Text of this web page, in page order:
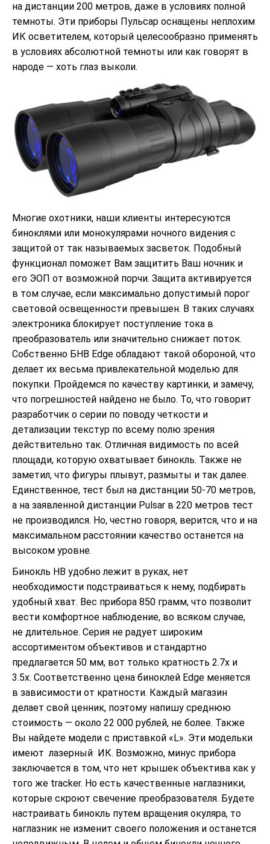
на дистанции 200 метров, даже в условиях полной
темноты. Эти приборы Пульсар оснащены неплохим
ИК осветителем, который целесообразно применять
в условиях абсолютной темноты или как говорят в
народе — хоть глаз выколи.
Многие охотники, наши клиенты интересуются
биноклями или монокулярами ночного видения с
защитой от так называемых засветок. Подобный
функционал поможет Вам защитить Ваш ночник и
его ЭОП от возможной порчи. Защита активируется
в том случае, если максимально допустимый порог
световой освещенности превышен. В таких случаях
электроника блокирует поступление тока в
преобразователь или значительно снижает поток.
Собственно БНВ Edge обладают такой обороной, что
делает их весьма привлекательной моделью для
покупки. Пройдемся по качеству картинки, и замечу,
что погрешностей найдено не было. То, что говорит
разработчик о серии по поводу четкости и
детализации текстур по всему полю зрения
действительно так. Отличная видимость по всей
площади, которую охватывает бинокль. Также не
заметил, что фигуры плывут, размыты и так далее.
Единственное, тест был на дистанции 50-70 метров,
а на заявленной дистанции Pulsar в 220 метров тест
не производился. Но, честно говоря, верится, что и на
максимальном расстоянии качество останется на
высоком уровне.
Бинокль НВ удобно лежит в руках, нет
необходимости подстраиваться к нему, подбирать
удобный хват. Вес прибора 850 грамм, что позволит
вести комфортное наблюдение, во всяком случае,
не длительное. Серия не радует широким
ассортиментом объективов и стандартно
предлагается 50 мм, вот только кратность 2.7x и
3.5x. Соответственно цена биноклей Edge меняется
в зависимости от кратности. Каждый магазин
делает свой ценник, поэтому напишу среднюю
стоимость — около 22 000 рублей, не более. Также
Вы найдете модели с приставкой «L». Эти модельки
имеют лазерный ИК. Возможно, минус прибора
заключается в том, что нет крышек объектива как у
того же tracker. Но есть качественные наглазники,
которые скроют свечение преобразователя. Будете
настраивать бинокль путем вращения окуляра, то
наглазник не изменит своего положения и останется